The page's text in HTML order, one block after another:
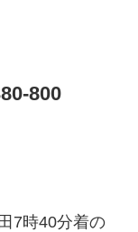
800
7時40分着の